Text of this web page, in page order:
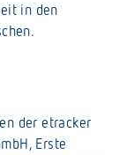
in den
der etracker
Erste